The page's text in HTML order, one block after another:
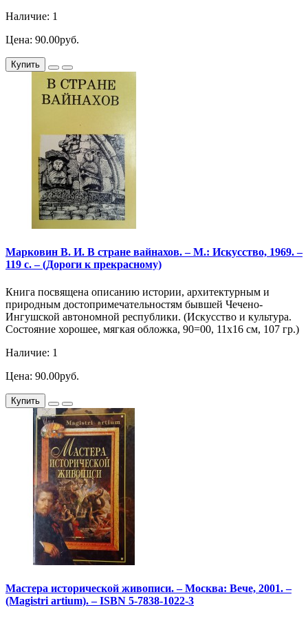
Наличие: 1
Цена: 90.00руб.
Купить
Марковин В. И. В стране вайнахов. – М.: Искусство, 1969. –
119 с. – (Дороги к прекрасному)
Книга посвящена описанию истории, архитектурным и
природным достопримечательностям бывшей Чечено-
Ингушской автономной республики. (Искусство и культура.
Состояние хорошее, мягкая обложка, 90=00, 11х16 см, 107 гр.)
Наличие: 1
Цена: 90.00руб.
Купить
Мастера исторической живописи. – Москва: Вече, 2001. –
(Magistri artium). – ISBN 5-7838-1022-3